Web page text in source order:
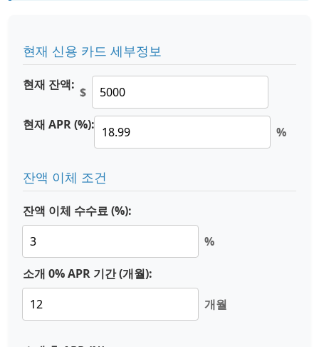
현재 신용 카드 세부정보
현재 잔액: $
현재 APR (%): %
잔액 이체 조건
잔액 이체 수수료 (%):
%
소개 0% APR 기간 (개월):
개월